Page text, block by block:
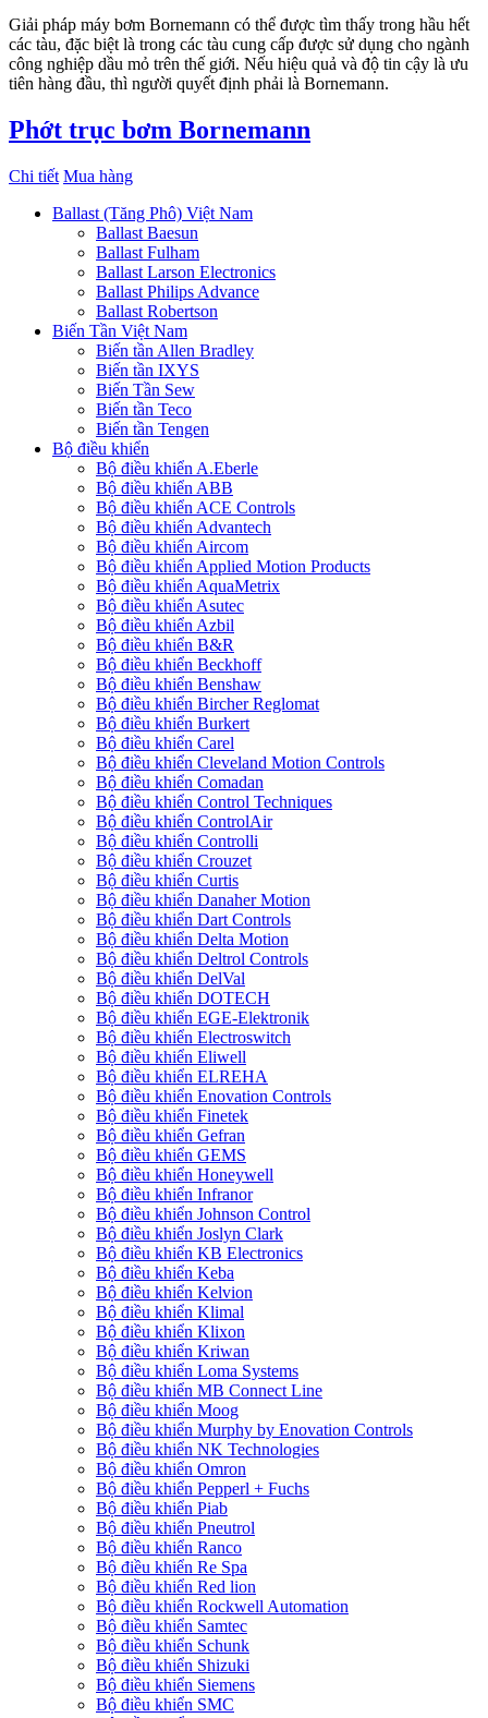
Giải pháp máy bơm Bornemann có thể được tìm thấy trong hầu hết
các tàu, đặc biệt là trong các tàu cung cấp được sử dụng cho ngành
công nghiệp dầu mỏ trên thế giới. Nếu hiệu quả và độ tin cậy là ưu
tiên hàng đầu, thì người quyết định phải là Bornemann.
Phớt trục bơm Bornemann
Chi tiết Mua hàng
Ballast (Tăng Phô) Việt Nam
Ballast Baesun
Ballast Fulham
Ballast Larson Electronics
Ballast Philips Advance
Ballast Robertson
Biến Tần Việt Nam
Biến tần Allen Bradley
Biến tần IXYS
Biến Tần Sew
Biến tần Teco
Biến tần Tengen
Bộ điều khiển
Bộ điều khiển A.Eberle
Bộ điều khiển ABB
Bộ điều khiển ACE Controls
Bộ điều khiển Advantech
Bộ điều khiển Aircom
Bộ điều khiển Applied Motion Products
Bộ điều khiển AquaMetrix
Bộ điều khiển Asutec
Bộ điều khiển Azbil
Bộ điều khiển B&R
Bộ điều khiển Beckhoff
Bộ điều khiển Benshaw
Bộ điều khiển Bircher Reglomat
Bộ điều khiển Burkert
Bộ điều khiển Carel
Bộ điều khiển Cleveland Motion Controls
Bộ điều khiển Comadan
Bộ điều khiển Control Techniques
Bộ điều khiển ControlAir
Bộ điều khiển Controlli
Bộ điều khiển Crouzet
Bộ điều khiển Curtis
Bộ điều khiển Danaher Motion
Bộ điều khiển Dart Controls
Bộ điều khiển Delta Motion
Bộ điều khiển Deltrol Controls
Bộ điều khiển DelVal
Bộ điều khiển DOTECH
Bộ điều khiển EGE-Elektronik
Bộ điều khiển Electroswitch
Bộ điều khiển Eliwell
Bộ điều khiển ELREHA
Bộ điều khiển Enovation Controls
Bộ điều khiển Finetek
Bộ điều khiển Gefran
Bộ điều khiển GEMS
Bộ điều khiển Honeywell
Bộ điều khiển Infranor
Bộ điều khiển Johnson Control
Bộ điều khiển Joslyn Clark
Bộ điều khiển KB Electronics
Bộ điều khiển Keba
Bộ điều khiển Kelvion
Bộ điều khiển Klimal
Bộ điều khiển Klixon
Bộ điều khiển Kriwan
Bộ điều khiển Loma Systems
Bộ điều khiển MB Connect Line
Bộ điều khiển Moog
Bộ điều khiển Murphy by Enovation Controls
Bộ điều khiển NK Technologies
Bộ điều khiển Omron
Bộ điều khiển Pepperl + Fuchs
Bộ điều khiển Piab
Bộ điều khiển Pneutrol
Bộ điều khiển Ranco
Bộ điều khiển Re Spa
Bộ điều khiển Red lion
Bộ điều khiển Rockwell Automation
Bộ điều khiển Samtec
Bộ điều khiển Schunk
Bộ điều khiển Shizuki
Bộ điều khiển Siemens
Bộ điều khiển SMC